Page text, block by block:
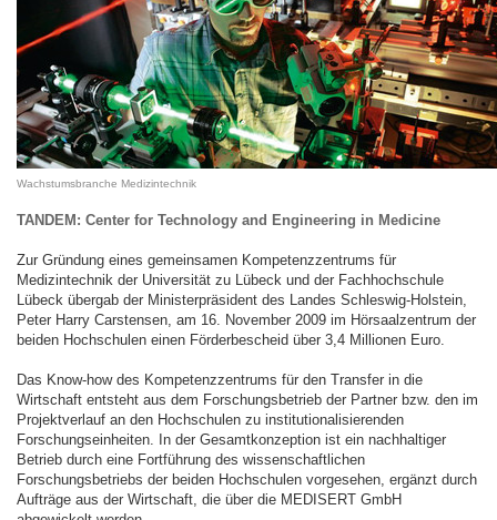
Wachstumsbranche Medizintechnik
TANDEM: Center for Technology and Engineering in Medicine
Zur Gründung eines gemeinsamen Kompetenzzentrums für
Medizintechnik der Universität zu Lübeck und der Fachhochschule
Lübeck übergab der Ministerpräsident des Landes Schleswig-Holstein,
Peter Harry Carstensen, am 16. November 2009 im Hörsaalzentrum der
beiden Hochschulen einen Förderbescheid über 3,4 Millionen Euro.
Das Know-how des Kompetenzzentrums für den Transfer in die
Wirtschaft entsteht aus dem Forschungsbetrieb der Partner bzw. den im
Projektverlauf an den Hochschulen zu institutionalisierenden
Forschungseinheiten. In der Gesamtkonzeption ist ein nachhaltiger
Betrieb durch eine Fortführung des wissenschaftlichen
Forschungsbetriebs der beiden Hochschulen vorgesehen, ergänzt durch
Aufträge aus der Wirtschaft, die über die MEDISERT GmbH